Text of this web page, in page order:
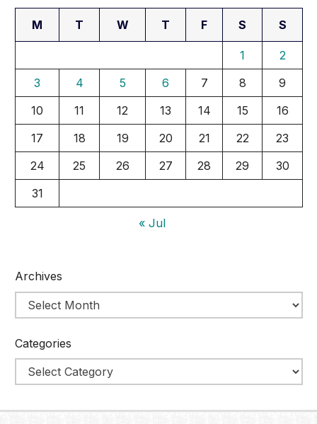
M T W T F S S
1
2
3
4 5 6 7 8
9
10
11 12 13 14 15
16
17
18 19 20 21 22
23
24
25 26 27 28 29
30
31
« Jul
Archives
Categories